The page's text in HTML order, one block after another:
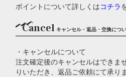
ポイントについて詳しくはコチラ
Cancel キャンセル・返品・交換につ
・キャンセルについて
注文確定後のキャンセルはできま
りいただき、返品ご依頼にて承りま